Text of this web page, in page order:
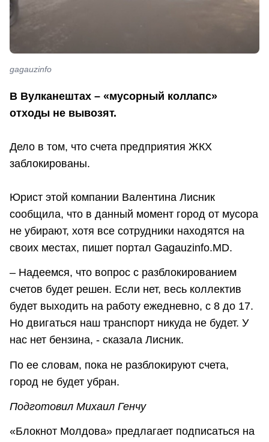
gagauzinfo
В Вулканештах – «мусорный коллапс»
отходы не вывозят.
Дело в том, что счета предприятия ЖКХ
заблокированы.
Юрист этой компании Валентина Лисник
сообщила, что в данный момент город от мусора
не убирают, хотя все сотрудники находятся на
своих местах, пишет портал Gagauzinfo.MD.
– Надеемся, что вопрос с разблокированием
счетов будет решен. Если нет, весь коллектив
будет выходить на работу ежедневно, с 8 до 17.
Но двигаться наш транспорт никуда не будет. У
нас нет бензина, - сказала Лисник.
По ее словам, пока не разблокируют счета,
город не будет убран.
Подготовил Михаил Генчу
«Блокнот Молдова» предлагает подписаться на